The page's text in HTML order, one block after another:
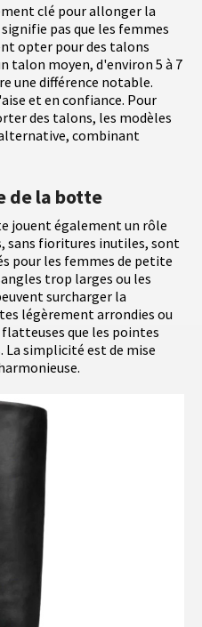
clé pour allonger la
pas que les femmes
opter pour des talons
talon moyen, d'environ 5 à 7
une différence notable.
et en confiance. Pour
des talons, les modèles
combinant
de la botte
jouent également un rôle
sans fioritures inutiles, sont
pour les femmes de petite
trop larges ou les
surcharger la
légèrement arrondies ou
que les pointes
simplicité est de mise